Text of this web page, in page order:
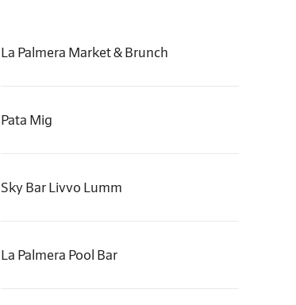
La Palmera Market & Brunch
Pata Mig
Sky Bar Livvo Lumm
La Palmera Pool Bar